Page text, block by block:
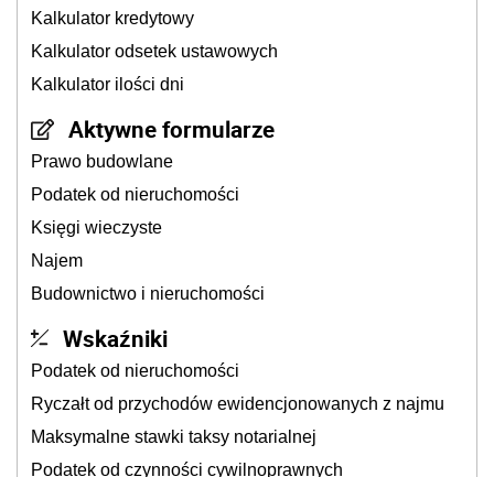
Kalkulator kredytowy
Kalkulator odsetek ustawowych
Kalkulator ilości dni
Aktywne formularze
Prawo budowlane
Podatek od nieruchomości
Księgi wieczyste
Najem
Budownictwo i nieruchomości
Wskaźniki
Podatek od nieruchomości
Ryczałt od przychodów ewidencjonowanych z najmu
Maksymalne stawki taksy notarialnej
Podatek od czynności cywilnoprawnych